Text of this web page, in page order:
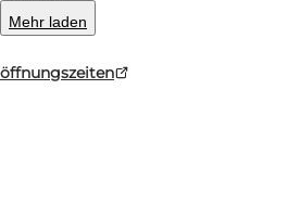
Mehr laden
öffnungszeiten